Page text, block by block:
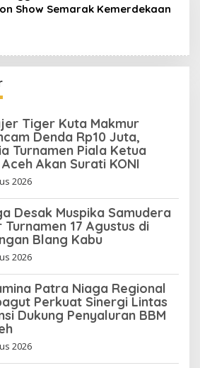
Show Semarak Kemerdekaan
Tiger Kuta Makmur
Denda Rp10 Juta,
Turnamen Piala Ketua
Aceh Akan Surati KONI
2026
Desak Muspika Samudera
Turnamen 17 Agustus di
Blang Kabu
2026
Patra Niaga Regional
Perkuat Sinergi Lintas
Dukung Penyaluran BBM
2026